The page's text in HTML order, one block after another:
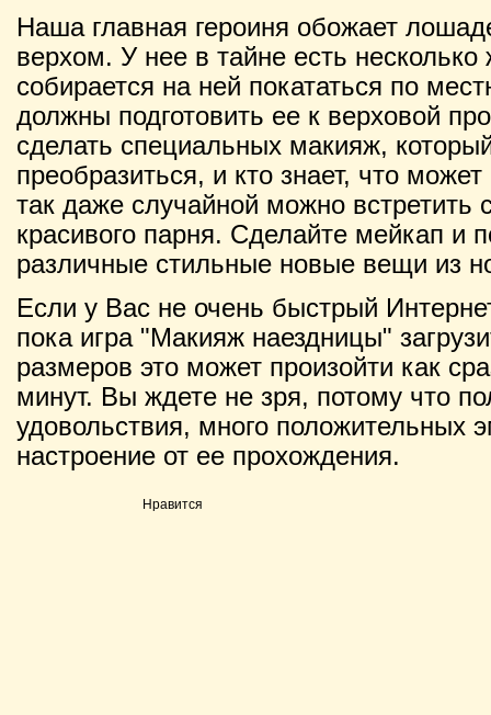
Наша главная героиня обожает
верхом. У нее в тайне есть несколько
собирается на ней покататься по
должны подготовить ее к верховой
сделать специальных макияж,
преобразиться, и кто знает, что
так даже случайной можно
красивого парня. Сделайте мейкап и
различные стильные новые вещи из
Если у Вас не очень быстрый
пока игра "Макияж наездницы"
размеров это может произойти как
минут. Вы ждете не зря, потому что
удовольствия, много положительных
настроение от ее прохождения.
Нравится